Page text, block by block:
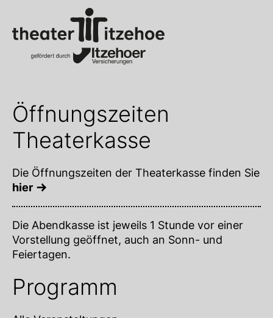
Öffnungszeiten
Theaterkasse
Die Öffnungszeiten der Theaterkasse finden Sie
hier
Die Abendkasse ist jeweils 1 Stunde vor einer
Vorstellung geöffnet, auch an Sonn- und
Feiertagen.
Programm